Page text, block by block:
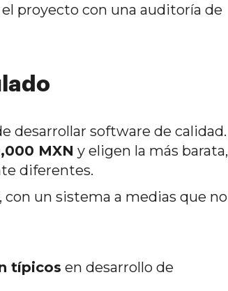
proyecto con una auditoría de
desarrollar software de calidad.
MXN y eligen la más barata,
diferentes.
un sistema a medias que no
típicos en desarrollo de